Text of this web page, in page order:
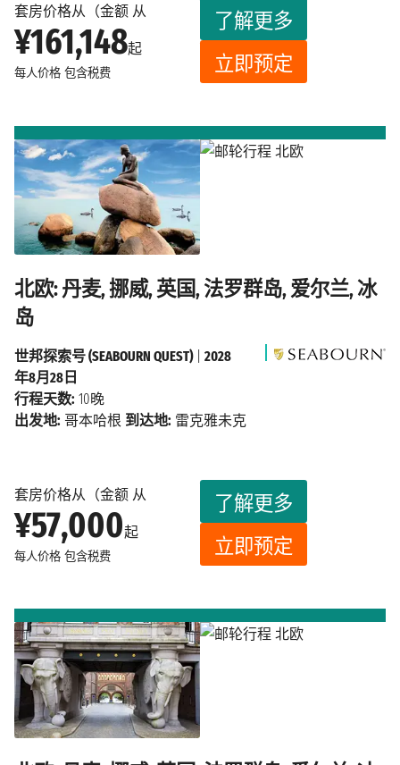
套房价格从（金额 从
¥161,148起
每人价格 包含税费
了解更多
立即预定
北欧: 丹麦, 挪威, 英国, 法罗群岛, 爱尔兰, 冰
岛
套房价格从（金额 从
¥57,000起
每人价格 包含税费
了解更多
立即预定
世邦探索号 (SEABOURN QUEST)| 2028
年8月28日
行程天数: 10晚
出发地: 哥本哈根 到达地: 雷克雅未克